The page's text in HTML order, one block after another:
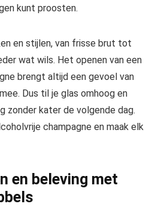
kunt proosten.
en stijlen, van frisse brut tot
wat wils. Het openen van een
brengt altijd een gevoel van
Dus til je glas omhoog en
zonder kater de volgende dag.
champagne en maak elk
en beleving met